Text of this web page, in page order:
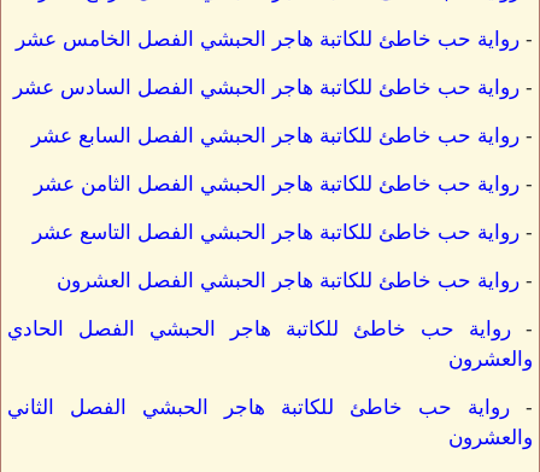
- رواية حب خاطئ للكاتبة هاجر الحبشي الفصل الخامس عشر
- رواية حب خاطئ للكاتبة هاجر الحبشي الفصل السادس عشر
- رواية حب خاطئ للكاتبة هاجر الحبشي الفصل السابع عشر
- رواية حب خاطئ للكاتبة هاجر الحبشي الفصل الثامن عشر
- رواية حب خاطئ للكاتبة هاجر الحبشي الفصل التاسع عشر
- رواية حب خاطئ للكاتبة هاجر الحبشي الفصل العشرون
- رواية حب خاطئ للكاتبة هاجر الحبشي الفصل الحادي
والعشرون
- رواية حب خاطئ للكاتبة هاجر الحبشي الفصل الثاني
والعشرون